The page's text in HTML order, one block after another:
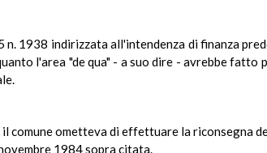
1938 indirizzata all'intendenza di finanza
l'area "de qua" - a suo dire - avrebbe
comune ometteva di effettuare la riconsegna
1984 sopra citata.